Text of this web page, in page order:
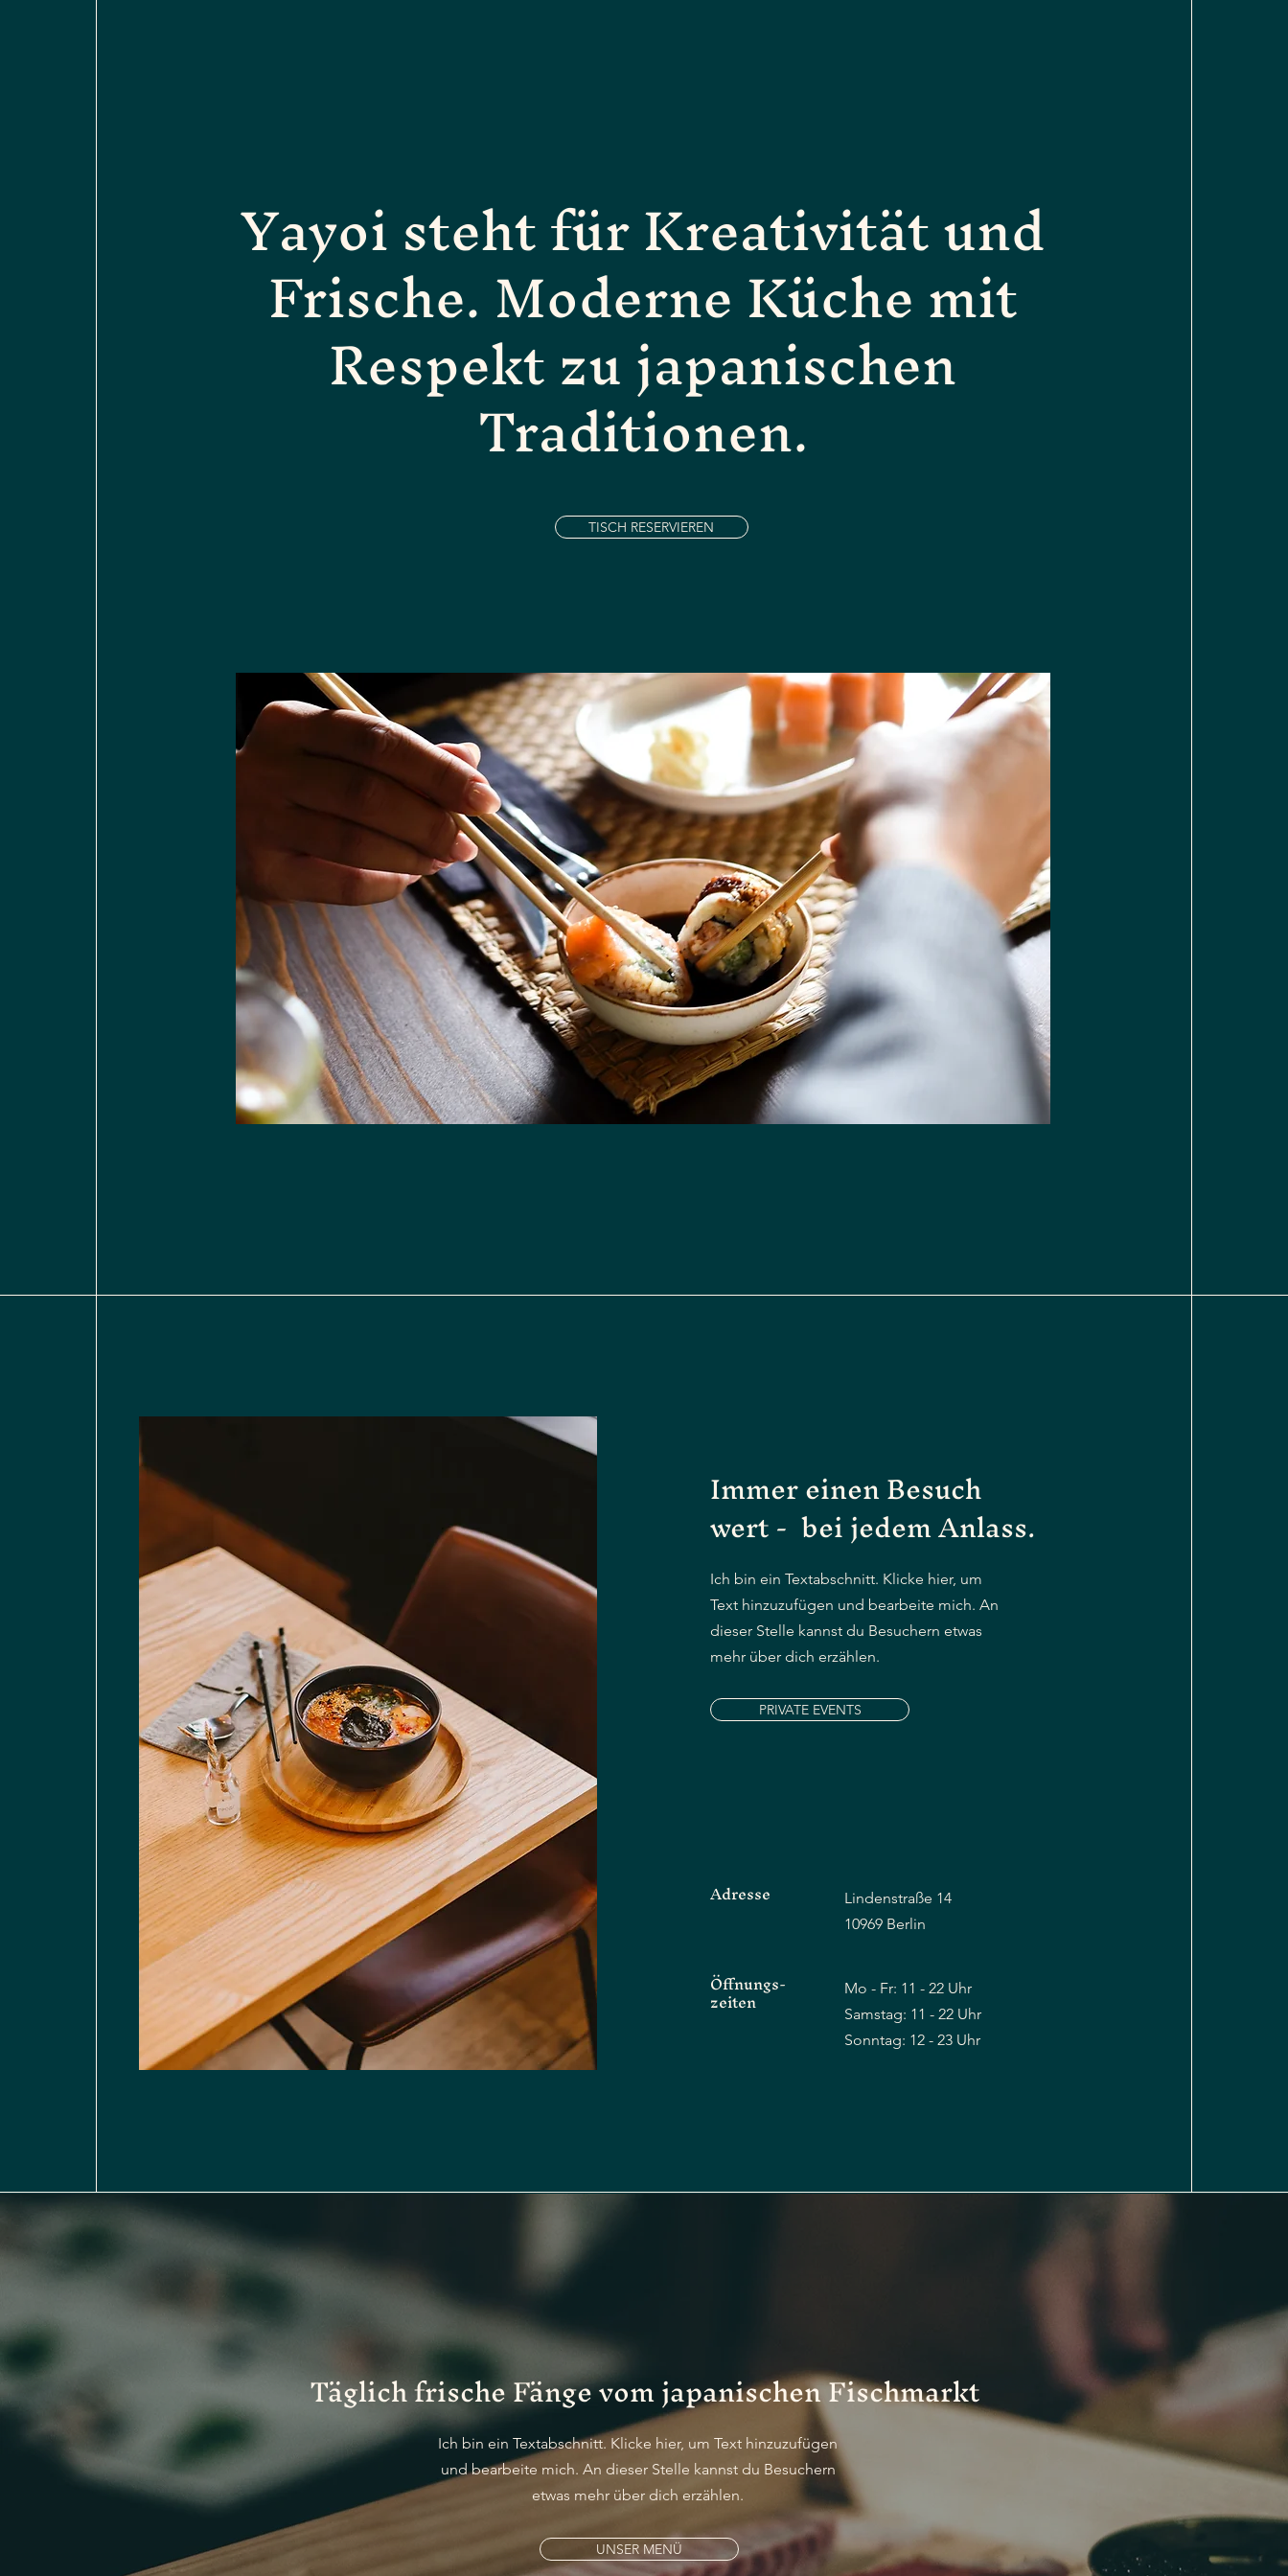
Yayoi steht für Kreativität und
Frische. Moderne Küche mit
Respekt zu japanischen
Traditionen.
TISCH RESERVIEREN
Immer einen Besuch
wert - bei jedem Anlass.
Ich bin ein Textabschnitt. Klicke hier, um
Text hinzuzufügen und bearbeite mich. An
dieser Stelle kannst du Besuchern etwas
mehr über dich erzählen.
PRIVATE EVENTS
Adresse
Lindenstraße 14
10969 Berlin
Öffnungs-
zeiten
Mo - Fr: 11 - 22 Uhr​​
Samstag: 11 - 22 Uhr
​Sonntag: 12 - 23 Uhr
Täglich frische Fänge vom japanischen Fischmarkt
Ich bin ein Textabschnitt. Klicke hier, um Text hinzuzufügen
und bearbeite mich. An dieser Stelle kannst du Besuchern
etwas mehr über dich erzählen.
UNSER MENÜ